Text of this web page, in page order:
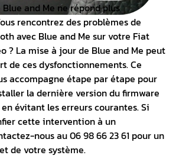
and Me ne répond plus
rencontrez des problèmes de
avec Blue and Me sur votre Fiat
? La mise à jour de Blue and Me peut
de ces dysfonctionnements. Ce
accompagne étape par étape pour
la dernière version du firmware
évitant les erreurs courantes. Si
cette intervention à un
nous au 06 98 66 23 61 pour un
de votre système.